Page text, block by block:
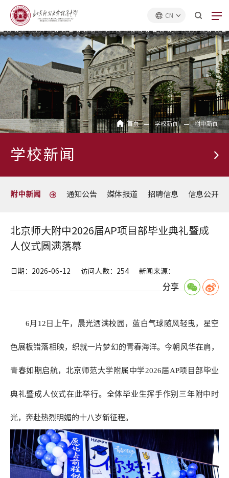
CN
首页 学校新闻 附中新闻
学校新闻
附中新闻 通知公告 媒体报道 招聘信息 信息公开
北京师大附中2026届AP项目部毕业典礼暨成
人仪式圆满落幕
日期：2026-06-12 访问人数：254 新闻来源：
分享
6月12日上午，晨光洒满校园，蓝白气球随风轻曳，星空
色展板错落相映，织就一片梦幻的青春海洋。今朝风华在肩，
青春如期启航，北京师范大学附属中学2026届AP项目部毕业
典礼暨成人仪式在此举行。全体毕业生挥手作别三年附中时
光，奔赴热烈明媚的十八岁新征程。